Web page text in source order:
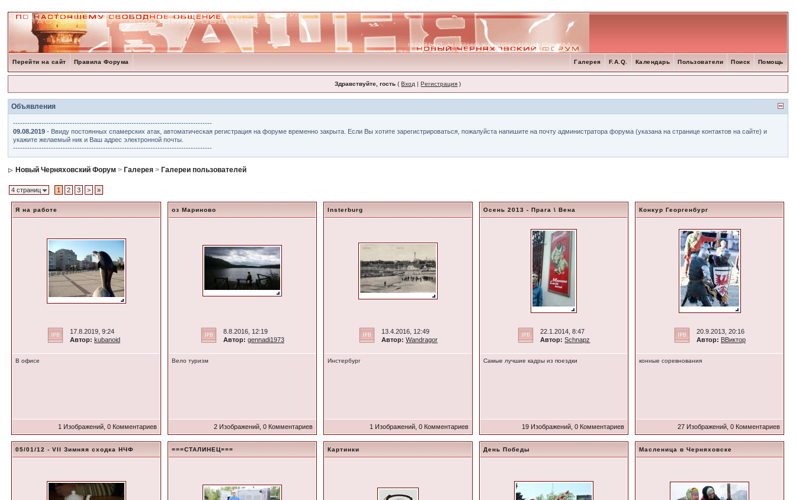
Перейти на сайт Правила Форума Помощь
Поиск
Пользователи
Календарь
F.A.Q.
Галерея
Здравствуйте, гость (Вход |Регистрация )
Объявления
------------------------------------------------------------------------------------
09.08.2019 - Ввиду постоянных спамерских атак, автоматическая регистрация на форуме временно закрыта. Если Вы хотите зарегистрироваться, пожалуйста напишите на почту администратора форума (указана на странице контактов на сайте) и
укажите желаемый ник и Ваш адрес электронной почты.
------------------------------------------------------------------------------------
Новый Черняховский Форум > Галерея > Галереи пользователей
4 страниц 1 2 3 > »
Я на работе
17.8.2019, 9:24
Автор: kubanoid
В офисе
1 Изображений, 0 Комментариев
оз Мариново
8.8.2016, 12:19
Автор: gennadi1973
Вело туризм
2 Изображений, 0 Комментариев
Insterburg
13.4.2016, 12:49
Автор: Wandragor
Инстербург
1 Изображений, 0 Комментариев
Осень 2013 - Прага \ Вена
22.1.2014, 8:47
Автор: Schnapz
Самые лучшие кадры из поездки
19 Изображений, 0 Комментариев
Конкур Георгенбург
20.9.2013, 20:16
Автор: ВВиктор
конные соревнования
27 Изображений, 0 Комментариев
05/01/12 - VII Зимняя сходка НЧФ ===СТАЛИНЕЦ=== Картинки День Победы Масленица в Черняховске